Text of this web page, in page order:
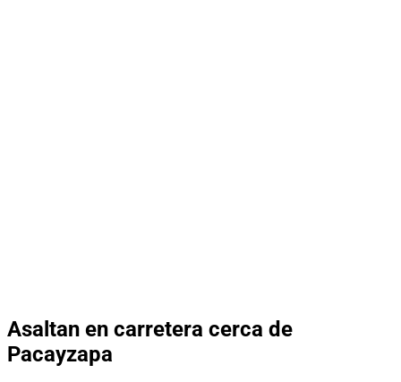
Asaltan en carretera cerca de
Pacayzapa